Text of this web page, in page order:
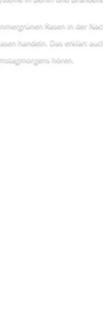
Rasen in der
handeln. Das erklärt
hören.